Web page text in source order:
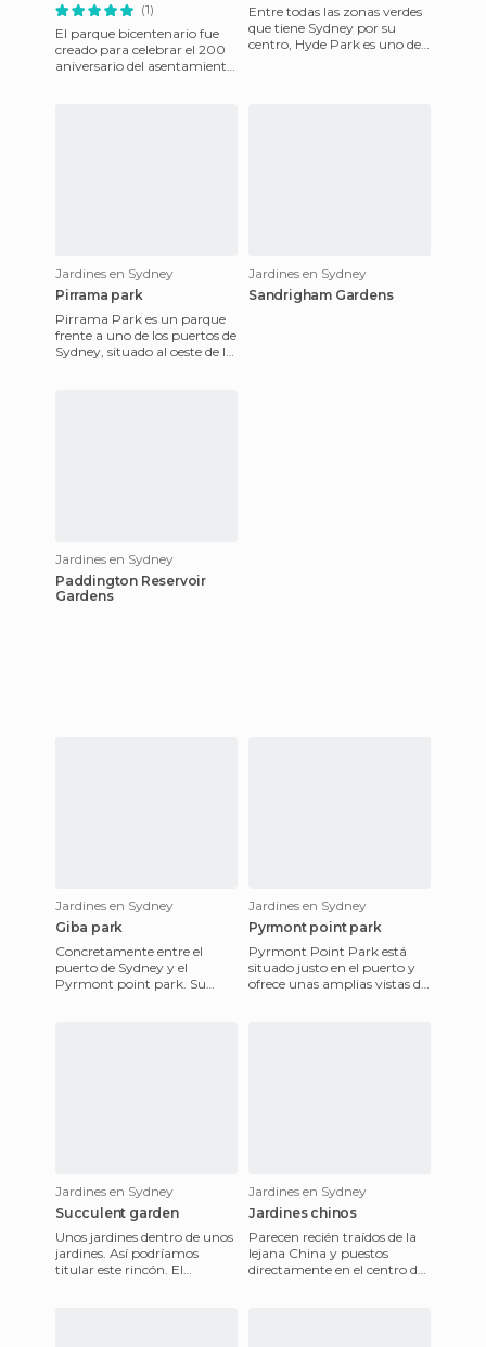
(1)
El parque bicentenario fue
creado para celebrar el 200
aniversario del asentamiento
Entre todas las zonas verdes
que tiene Sydney por su
centro, Hyde Park es uno de
Jardines en Sydney
Pirrama park
Pirrama Park es un parque
frente a uno de los puertos de
Sydney, situado al oeste de la
Jardines en Sydney
Sandrigham Gardens
Jardines en Sydney
Paddington Reservoir
Gardens
Jardines en Sydney
Giba park
Concretamente entre el
puerto de Sydney y el
Pyrmont point park. Su
Jardines en Sydney
Pyrmont point park
Pyrmont Point Park está
situado justo en el puerto y
ofrece unas amplias vistas del
Jardines en Sydney
Succulent garden
Unos jardines dentro de unos
jardines. Así podríamos
titular este rincón. El
Jardines en Sydney
Jardines chinos
Parecen recién traídos de la
lejana China y puestos
directamente en el centro de